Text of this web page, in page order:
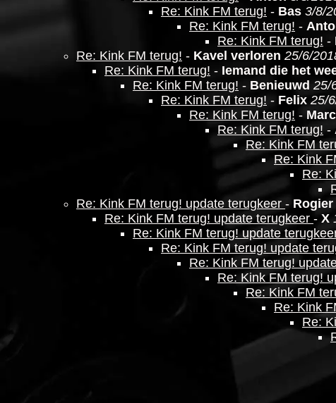
Re: Kink FM terug! - Bas 3/8/
Re: Kink FM terug! -
Re: Kink FM terug! -
Re: Kink FM terug! - Kavel verloren 25/6/
Re: Kink FM terug! - Iemand die het
Re: Kink FM terug! - Benieuwd 25/
Re: Kink FM terug! - Felix 25/
Re: Kink FM terug! -
Re: Kink FM terug! -
Re: Kink FM
Re: Kink
Re:
Re: Kink FM terug! update terugkeer - Rogier
Re: Kink FM terug! update terugkeer - X
Re: Kink FM terug! update
Re: Kink FM terug! update
Re: Kink FM terug!
Re: Kink FM terug!
Re: Kink FM
Re: Kink
Re: